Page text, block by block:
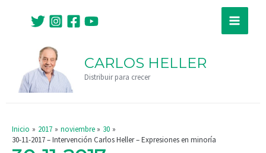
contenido
Main
CARLOS HELLER
Distribuir para crecer
Inicio 2017 noviembre
30
30-11-2017 – Intervención Carlos Heller – Expresiones en minoría
entradas